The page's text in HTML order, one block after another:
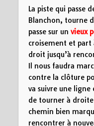
La piste qui passe
Blanchon, tourne
passe sur un vieux
croisement et
droit jusqu’à
Il nous faudra
contre la clôture
va suivre une
de tourner à
chemin bien
rencontrer à